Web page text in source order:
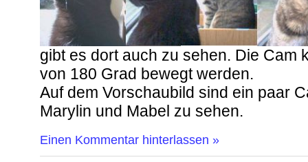
gibt es dort auch zu sehen. Die Cam
von 180 Grad bewegt werden.
Auf dem Vorschaubild sind ein paar
Marylin und Mabel zu sehen.
Einen Kommentar hinterlassen »